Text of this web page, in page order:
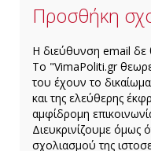
Προσθήκη
H διεύθυνση email δε
Το "VimaPoliti.gr
του έχουν το
και της ελεύθερης
αμφίδρομη
Διευκρινίζουμε όμως
σχολιασμού της